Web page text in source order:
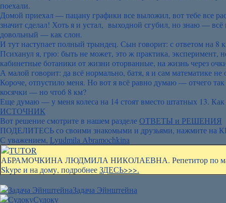
поехали.
Домой приехал — пацану графики все выложил, вот тебе все
значит сделал! Хоть я и устал, выходной сгубил, но знаю —
довольный — как слон.
И тут наступает полный трындец. Сын говорит: с ответом на 8
Психанул я, грю: быть не может, это ж практика, эксперимент,
кабинетные ботаники от жизни оторванные, на жизнь через
А малой говорит: да всё нормально, батя, я и сам математике
Короче, отпустило меня. Но вот я всё равно думаю — отчего
косячки — но чтоб 8 км?
Еще думаю — у меня колеса на 14 стоят вместо штатных 13. Как
ИСТОЧНИК
Вот решение смотрите в нашем разделеОТВЕТЫ и РЕШЕНИЯ
ПОДЕЛИТЕСЬ со своими знакомыми и друзьями, нажмите на
С уважением, Lyudmila Abramochkina
АБРАМОЧКИНА ЛЮДМИЛА НИКОЛАЕВНА. Репетитор по
Skype и на дому, подробнееЗДЕСЬ>>>.
Задача Эйнштейна
Судоку